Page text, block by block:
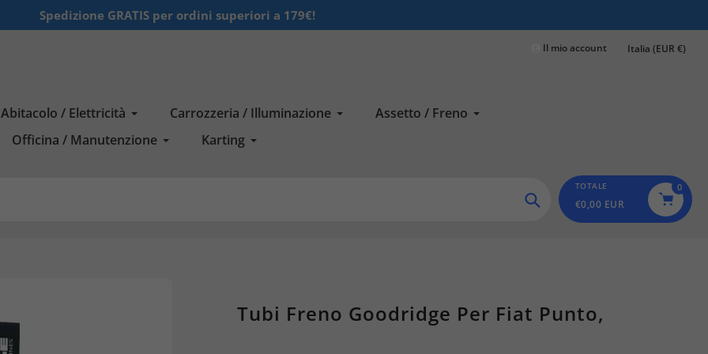
Spedizione GRATIS per ordini superiori a 179€!
Il mio account Italia (EUR €)
Abitacolo / Elettricità Carrozzeria / Illuminazione
Assetto / Freno
Officina / Manutenzione Karting
Ricerca
TOTALE
€0,00 EUR
0
Tubi Freno Goodridge Per Fiat Punto,